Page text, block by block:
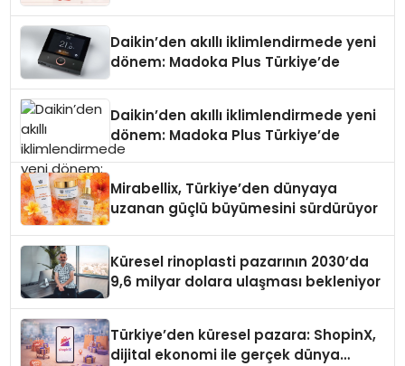
Daikin’den akıllı iklimlendirmede yeni
dönem: Madoka Plus Türkiye’de
Daikin’den akıllı iklimlendirmede yeni
dönem: Madoka Plus Türkiye’de
Mirabellix, Türkiye’den dünyaya
uzanan güçlü büyümesini sürdürüyor
Küresel rinoplasti pazarının 2030’da
9,6 milyar dolara ulaşması bekleniyor
Türkiye’den küresel pazara: ShopinX,
dijital ekonomi ile gerçek dünya